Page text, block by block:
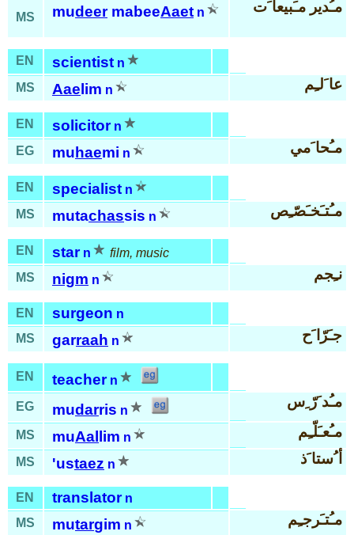
MS mudeermabeeAaet n مـُدير مـَبيعا َت
EN scientist n
MS
Aae lim n عا َلـِم
EN solicitor n
EG
muhaemi n مـُحا َمي
EN specialist n
MS
mutachassis n مـُتـَخـَصّـِص
EN star n
film, music
MS
nigm n نـِجم
EN surgeon n
MS
garraah n جـَرّا َح
EN teacher n
EG
mudarris n
مـُد َرّ ِس
MS muAal lim n مـُعـَلّـِم
MS 'ustaez n أ ُستا َذ
EN translator n
MS
mutargim n مـُتـَرجـِم